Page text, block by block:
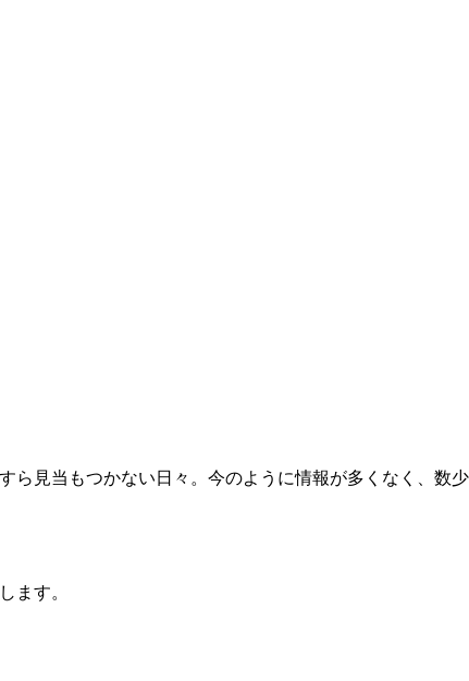
ら見当もつかない日々。今のように情報が多くなく、数少
ます。